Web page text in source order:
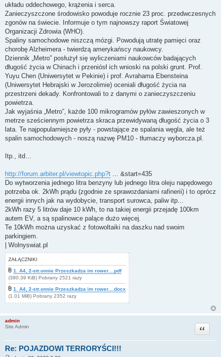
układu oddechowego, krążenia i serca.
Zanieczyszczone środowisko powoduje rocznie 23 proc. przedwczesnych
zgonów na świecie. Informuje o tym najnowszy raport Światowej
Organizacji Zdrowia (WHO).
Spaliny samochodowe niszczą mózgi. Powodują utratę pamięci oraz
chorobę Alzheimera - twierdzą amerykańscy naukowcy.
Dziennik „Metro” posłużył się wyliczeniami naukowców badających
długość życia w Chinach i przeniósł ich wnioski na polski grunt. Prof.
Yuyu Chen (Uniwersytet w Pekinie) i prof. Avrahama Ebensteina
(Uniwersytet Hebrajski w Jerozolimie) oceniali długość życia na
przestrzeni dekady. Konfrontowali to z danymi o zanieczyszczeniu
powietrza.
Jak wyjaśnia „Metro”, każde 100 mikrogramów pyłów zawieszonych w
metrze sześciennym powietrza skraca przewidywaną długość życia o 3
lata. Te najpopularniejsze pyły - powstające ze spalania węgla, ale też
spalin samochodowych - noszą nazwę PM10 - tłumaczy wyborcza.pl.
Itp., itd…
http://forum.arbiter.pl/viewtopic.php?t ... &start=435
Do wytworzenia jednego litra benzyny lub jednego litra oleju napędowego
potrzeba ok. 2kWh prądu (zgodnie ze sprawozdaniami rafinerii) i to oprócz
energii innych jak na wydobycie, transport surowca, paliw itp...
2kWh razy 5 litrów daje 10 kWh, to na takiej energii przejadę 100km
autem EV, a są spalinowce palące dużo więcej.
Te 10kWh można uzyskać z fotowoltaiki na daszku nad swoim
parkingiem.
| Wolnyswiat.pl
ZAŁĄCZNIKI
1. A4, 2-str.onnie Przeszkadza im rower....pdf
(380.39 KiB) Pobrany 2521 razy
1. A4, 2-str.onnie Przeszkadza im rower....docx
(1.01 MiB) Pobrany 2352 razy
admin
Site Admin
Re: POJAZDOWI TERRORYŚCI!!!
Cytuj